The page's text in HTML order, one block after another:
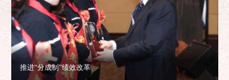
推进“分成制”绩效改革